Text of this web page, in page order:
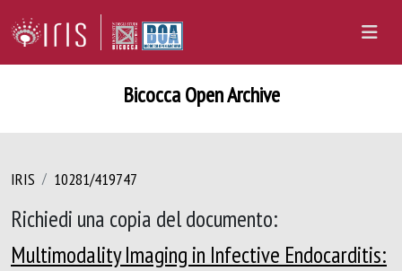
Bicocca Open Archive
IRIS 10281/419747
Richiedi una copia del documento:
Multimodality Imaging in Infective Endocarditis: